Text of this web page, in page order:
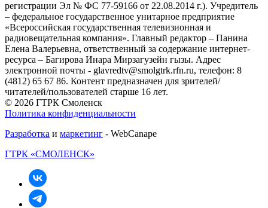
регистрации Эл № ФС 77-59166 от 22.08.2014 г.). Учредитель
– федеральное государственное унитарное предприятие
«Всероссийская государственная телевизионная и
радиовещательная компания». Главный редактор – Панина
Елена Валерьевна, ответственный за содержание интернет-
ресурса – Багирова Инара Мирзагузейн гызы. Адрес
электронной почты - glavredtv@smolgtrk.rfn.ru, телефон: 8
(4812) 65 67 86. Контент предназначен для зрителей/
читателей/пользователей старше 16 лет.
© 2026 ГТРК Смоленск
Политика конфиденциальности
Разработка и маркетинг - WebCanape
ГТРК «СМОЛЕНСК»